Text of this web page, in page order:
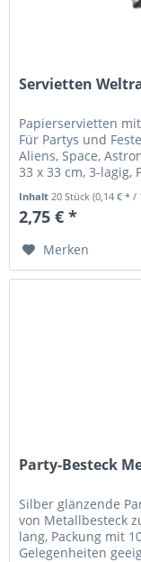
Servietten
Papierservietten
Für Partys und
Aliens, Space,
33 x 33 cm, 3-lagig,
Inhalt20 Stück(0,14 € * /
2,75 € *
Merken
Party-Besteck
Silber glänzende
von Metallbesteck
lang, Packung mit
Gelegenheiten